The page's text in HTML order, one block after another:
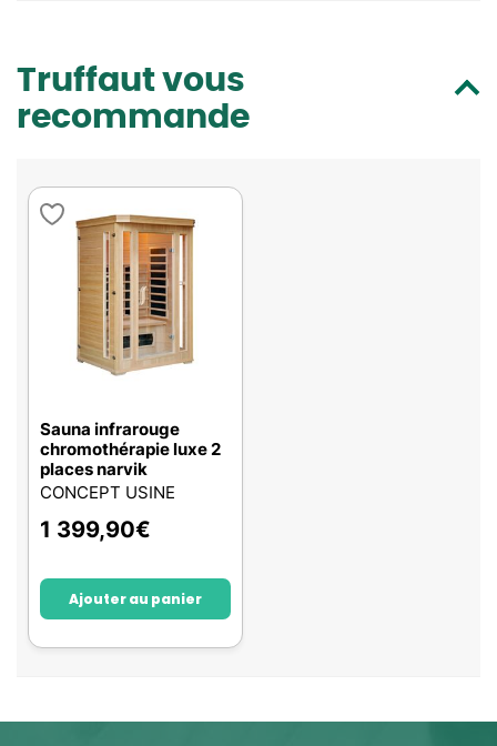
Truffaut vous
recommande
Sauna infrarouge
chromothérapie luxe 2
places narvik
CONCEPT USINE
1 399,90€
Ajouter au panier